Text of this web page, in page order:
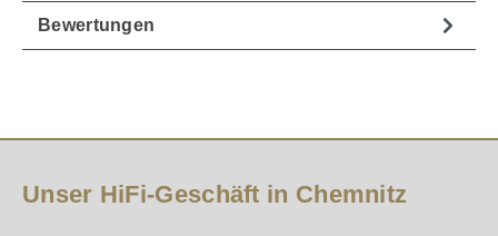
Bewertungen
Unser HiFi-Geschäft in Chemnitz